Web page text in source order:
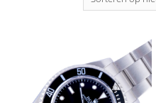
Add to
wishlist